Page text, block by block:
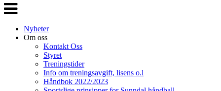
Veksle
navigasjon
Nyheter
Om oss
Kontakt Oss
Styret
Treningstider
Info om treningsavgift, lisens o.l
Håndbok 2022/2023